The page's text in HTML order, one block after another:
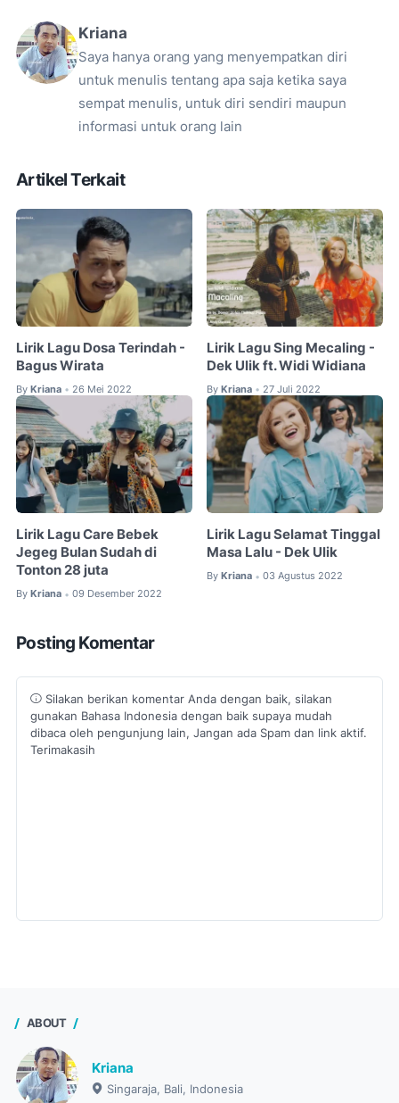
Kriana
Saya hanya orang yang menyempatkan diri
untuk menulis tentang apa saja ketika saya
sempat menulis, untuk diri sendiri maupun
informasi untuk orang lain
Artikel Terkait
Lirik Lagu Dosa Terindah -
Bagus Wirata
By Kriana • 26 Mei 2022
Lirik Lagu Sing Mecaling -
Dek Ulik ft. Widi Widiana
By Kriana • 27 Juli 2022
Lirik Lagu Care Bebek
Jegeg Bulan Sudah di
Tonton 28 juta
By Kriana • 09 Desember 2022
Lirik Lagu Selamat Tinggal
Masa Lalu - Dek Ulik
By Kriana • 03 Agustus 2022
Posting Komentar
Silakan berikan komentar Anda dengan baik, silakan
gunakan Bahasa Indonesia dengan baik supaya mudah
dibaca oleh pengunjung lain, Jangan ada Spam dan link aktif.
Terimakasih
ABOUT
Kriana
Singaraja, Bali, Indonesia